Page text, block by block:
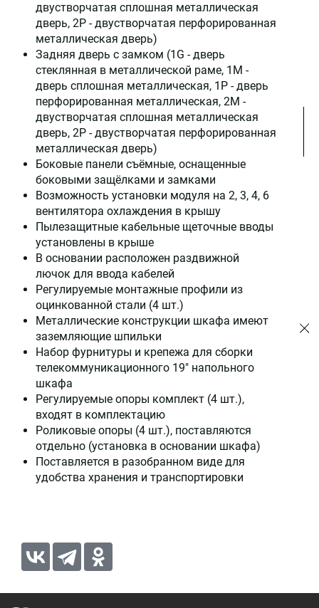
двустворчатая сплошная металлическая
дверь, 2Р - двустворчатая перфорированная
металлическая дверь)
Задняя дверь с замком (1G - дверь
стеклянная в металлической раме, 1M -
дверь сплошная металлическая, 1P - дверь
перфорированная металлическая, 2М -
двустворчатая сплошная металлическая
дверь, 2Р - двустворчатая перфорированная
металлическая дверь)
Боковые панели съёмные, оснащенные
боковыми защёлками и замками
Возможность установки модуля на 2, 3, 4, 6
вентилятора охлаждения в крышу
Пылезащитные кабельные щеточные вводы
установлены в крыше
В основании расположен раздвижной
лючок для ввода кабелей
Регулируемые монтажные профили из
оцинкованной стали (4 шт.)
Металлические конструкции шкафа имеют
заземляющие шпильки
Набор фурнитуры и крепежа для сборки
телекоммуникационного 19" напольного
шкафа
Регулируемые опоры комплект (4 шт.),
входят в комплектацию
Роликовые опоры (4 шт.), поставляются
отдельно (установка в основании шкафа)
Поставляется в разобранном виде для
удобства хранения и транспортировки